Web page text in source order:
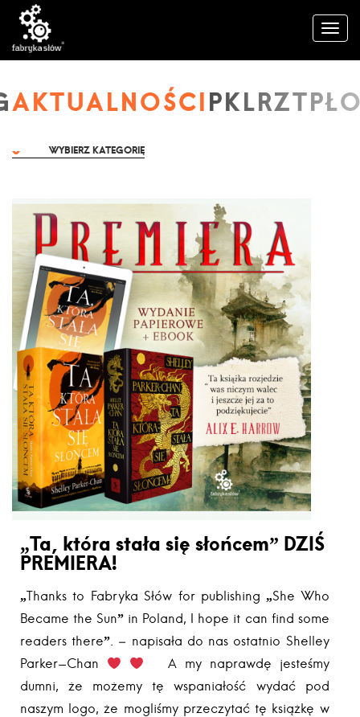
AKTUALNOŚCI
WYBIERZ KATEGORIĘ
„Ta, która stała się słońcem” DZIŚ
PREMIERA!
„Thanks to Fabryka Słów for publishing „She Who
Became the Sun” in Poland, I hope it can find some
readers there”. – napisała do nas ostatnio Shelley
Parker-Chan
A my naprawdę jesteśmy
dumni, że możemy tę wspaniałość wydać pod
naszym logo, że mogliśmy przeczytać tę książkę w